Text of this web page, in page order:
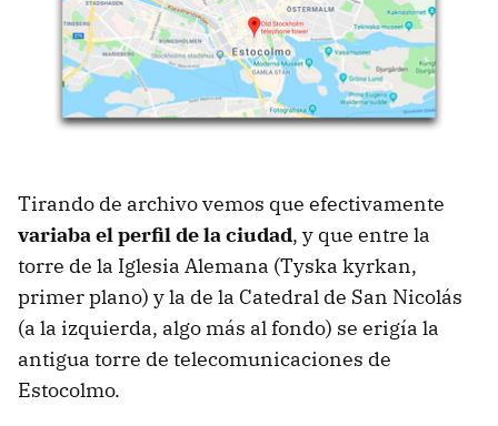
Tirando de archivo vemos que efectivamente
variaba el perfil de la ciudad, y que entre la
torre de la Iglesia Alemana (Tyska kyrkan,
primer plano) y la de la Catedral de San Nicolás
(a la izquierda, algo más al fondo) se erigía la
antigua torre de telecomunicaciones de
Estocolmo.